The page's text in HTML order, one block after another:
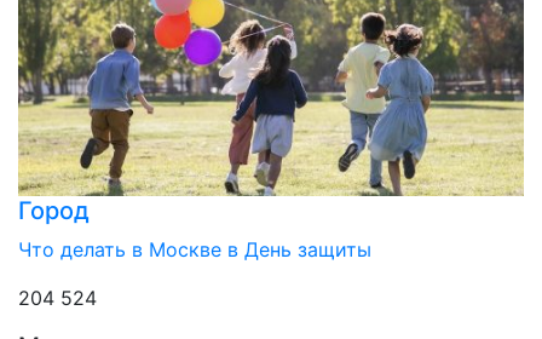
Город
Что делать в Москве в День защиты
204 524